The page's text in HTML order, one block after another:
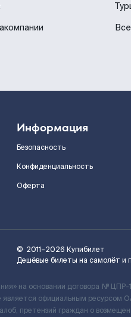
Информация
Безопасность
Конфиденциальность
Оферта
© 2011–2026 Купибилет
Дешёвые билеты на самолёт и
на основании договора №
официальным ресурсом
претензий граждан о